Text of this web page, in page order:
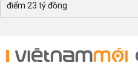
điểm 23 tỷ đồng